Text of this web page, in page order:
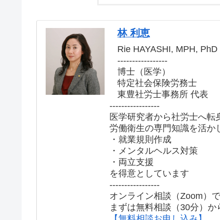
林 利恵
Rie HAYASHI, MPH, PhD
-----------------
博士（医学）
特定社会保険労務士
東豊社労士事務所 代表
-----------------
医学研究者から社労士へ転
労働衛生の専門知識を活か
・就業規則作成
・メンタルヘルス対策
・両立支援
を得意としています
-----------------
オンライン相談（Zoom）
まずは無料相談（30分）か